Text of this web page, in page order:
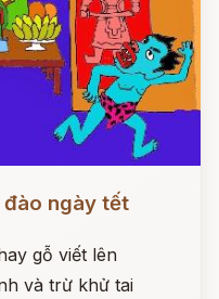
ngày tết
gỗ viết lên
và trừ khử tai